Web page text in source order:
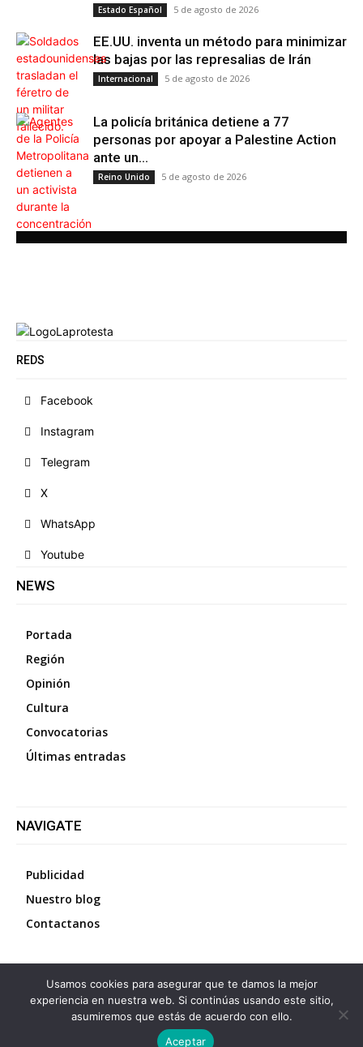
Estado Español 5 de agosto de 2026
EE.UU. inventa un método para minimizar
las bajas por las represalias de Irán
Internacional 5 de agosto de 2026
La policía británica detiene a 77
personas por apoyar a Palestine Action
ante un...
Reino Unido 5 de agosto de 2026
REDS
Facebook
Instagram
Telegram
X
WhatsApp
Youtube
NEWS
Portada
Región
Opinión
Cultura
Convocatorias
Últimas entradas
NAVIGATE
Publicidad
Nuestro blog
Contactanos
©2026 Diario La Protesta.es- Todos los derechos
reservados
Usamos cookies para asegurar que te damos la mejor
experiencia en nuestra web. Si continúas usando este sitio,
asumiremos que estás de acuerdo con ello.
Aceptar